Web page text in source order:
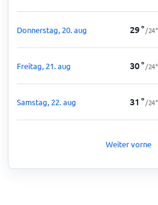
Donnerstag, 20. aug 29° /24°
Freitag, 21. aug 30° /24°
Samstag, 22. aug 31 ° /24°
Weiter vorne